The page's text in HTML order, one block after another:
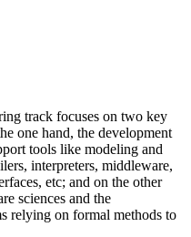
track focuses on two key
one hand, the development
tools like modeling and
interpreters, middleware,
etc; and on the other
sciences and the
relying on formal methods to